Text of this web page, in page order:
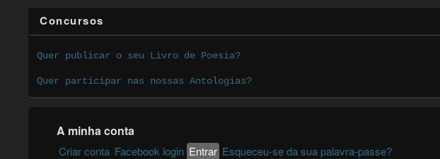
Concursos
Quer publicar o seu Livro de Poesia?
Quer participar nas nossas Antologias?
A minha conta
Primary tabs
Criar conta Facebook login Entrar(active tab)
Esqueceu-se da sua palavra-passe?